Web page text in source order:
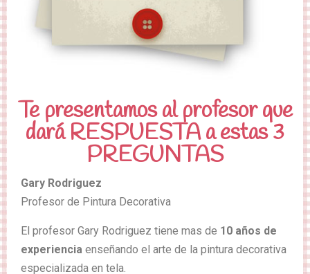
Te presentamos al profesor que
dará RESPUESTA a estas 3
PREGUNTAS
Gary Rodriguez
Profesor de Pintura Decorativa
El profesor Gary Rodriguez tiene mas de 10 años de
experiencia enseñando el arte de la pintura decorativa
especializada en tela.